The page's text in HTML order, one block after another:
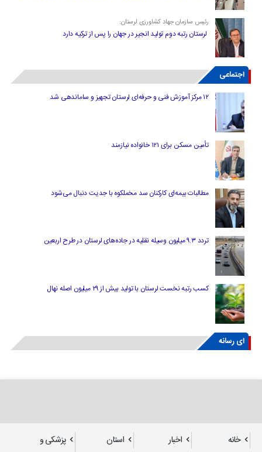
رئیس سازمان جهاد کشاورزی لرستان:
لرستان رتبه دوم تولید انجیر در جهان را پس از ترکیه دارد
اجتماعی
۱۲ مرکز آموزش فنی و حرفه‌ای لرستان تجهیز و ساماندهی شد
تأمین مسکن برای ۱۲۱ خانواده نیازمند
مطالبات بیمه‌ای کارکنان سد مخملکوه با جدیت دنبال می‌شود
تردد ۹.۳ میلیون وسیله نقلیه در جاده‌های لرستان در طرح اربعین
کسب رتبه نخست لرستان با تولید بیش از ۲۹ میلیون اصله نهال
ای رسانه
خانه اخبار استان
پزشکی و